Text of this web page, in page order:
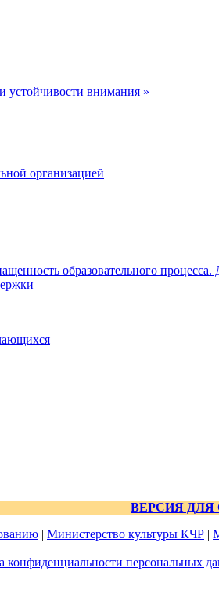
устойчивости внимания »
организацией
образовательного процесса.
ВЕРСИЯ
| Министерство культуры КЧР |
конфиденциальности персональных